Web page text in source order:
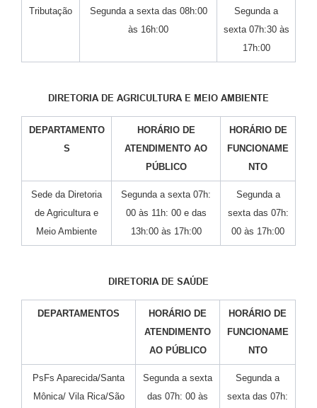
Tributação
Segunda a sexta das 08h:00
às 16h:00
Segunda a
sexta 07h:30 às
17h:00
DIRETORIA DE AGRICULTURA E MEIO AMBIENTE
DEPARTAMENTO
S
HORÁRIO DE
ATENDIMENTO AO
PÚBLICO
HORÁRIO DE
FUNCIONAME
NTO
Sede da Diretoria
de Agricultura e
Meio Ambiente
Segunda a sexta 07h:
00 às 11h: 00 e das
13h:00 às 17h:00
Segunda a
sexta das 07h:
00 às 17h:00
DIRETORIA DE SAÚDE
DEPARTAMENTOS
HORÁRIO DE
ATENDIMENTO
AO PÚBLICO
HORÁRIO DE
FUNCIONAME
NTO
PsFs Aparecida/Santa
Mônica/ Vila Rica/São
Segunda a sexta
das 07h: 00 às
Segunda a
sexta das 07h: